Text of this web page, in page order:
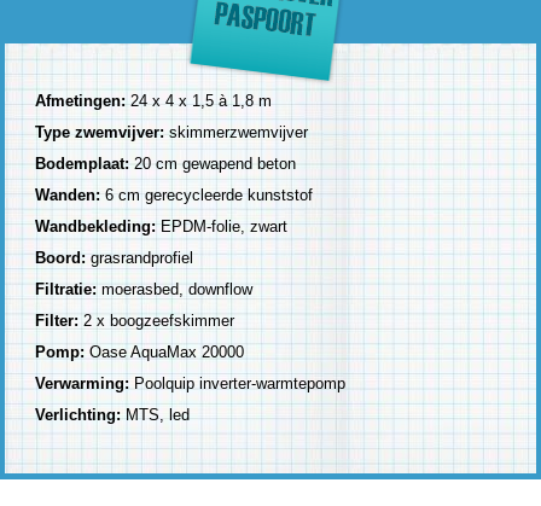
Afmetingen:24 x 4 x 1,5 à 1,8 m
Type zwemvijver:skimmerzwemvijver
Bodemplaat:20 cm gewapend beton
Wanden:6 cm gerecycleerde kunststof
Wandbekleding:EPDM-folie, zwart
Boord:grasrandprofiel
Filtratie:moerasbed, downflow
Filter:2 x boogzeefskimmer
Pomp:Oase AquaMax 20000
Verwarming: Poolquip inverter-warmtepomp
Verlichting:MTS, led